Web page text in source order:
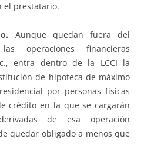
el prestatario.
Aunque quedan fuera del
operaciones financieras
entra dentro de la LCCI la
de hipoteca de máximo
por personas físicas
crédito en la que se cargarán
de esa operación
quedar obligado a menos que